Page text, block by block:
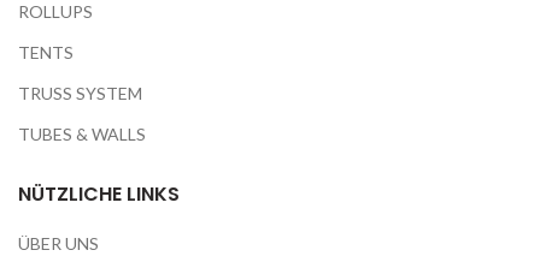
ROLLUPS
TENTS
TRUSS SYSTEM
TUBES & WALLS
NÜTZLICHE LINKS
ÜBER UNS